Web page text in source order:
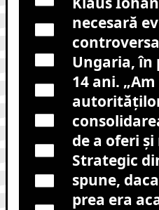
necesară
Ungaria, în
14 ani.
de a oferi
Strategic
spune,
prea era